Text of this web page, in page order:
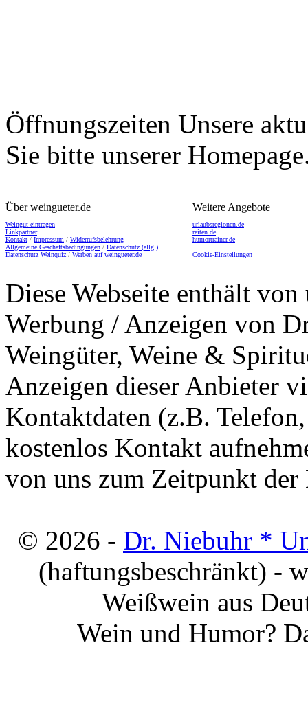
Öffnungszeiten Unsere
Sie bitte unserer
Über weingueter.de
Weingut eintragen
Linkpartner
Kontakt / Impressum / Widerrufsbelehrung
Allgemeine Geschäftsbedingungen / Datenschutz (allg.)
Datenschutz Weinquiz / Werben auf weingueter.de
Weitere Angebote
urlaubsregionen.de
reiten.de
humortrainer.de
Cookie-Einstellungen
Diese Webseite enthält
Werbung / Anzeigen von
Weingüter, Weine &
Anzeigen dieser Anbieter
Kontaktdaten (z.B.
kostenlos Kontakt
von uns zum Zeitpunkt
© 2026 - Dr. Niebuhr *
(haftungsbeschränkt) -
Weißwein aus
Wein und Humor?